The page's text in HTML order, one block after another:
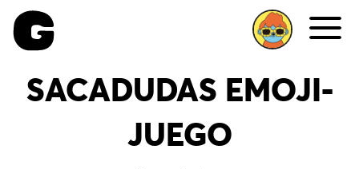
SACADUDAS EMOJI-
JUEGO